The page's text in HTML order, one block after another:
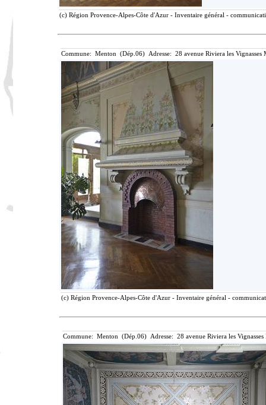
(c) Région Provence-Alpes-Côte d'Azur - Inventaire général -
Commune: Menton (Dép.06) Adresse: 28 avenue Riviera les
(c) Région Provence-Alpes-Côte d'Azur - Inventaire général -
Commune: Menton (Dép.06) Adresse: 28 avenue Riviera les